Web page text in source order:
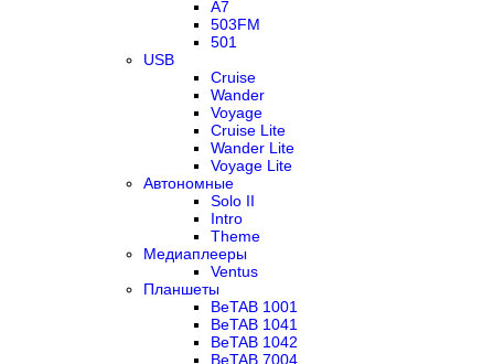
A7
503FM
501
USB
Cruise
Wander
Voyage
Cruise Lite
Wander Lite
Voyage Lite
Автономные
Solo II
Intro
Theme
Медиаплееры
Ventus
Планшеты
BeTAB 1001
BeTAB 1041
BeTAB 1042
BeTAB 7004